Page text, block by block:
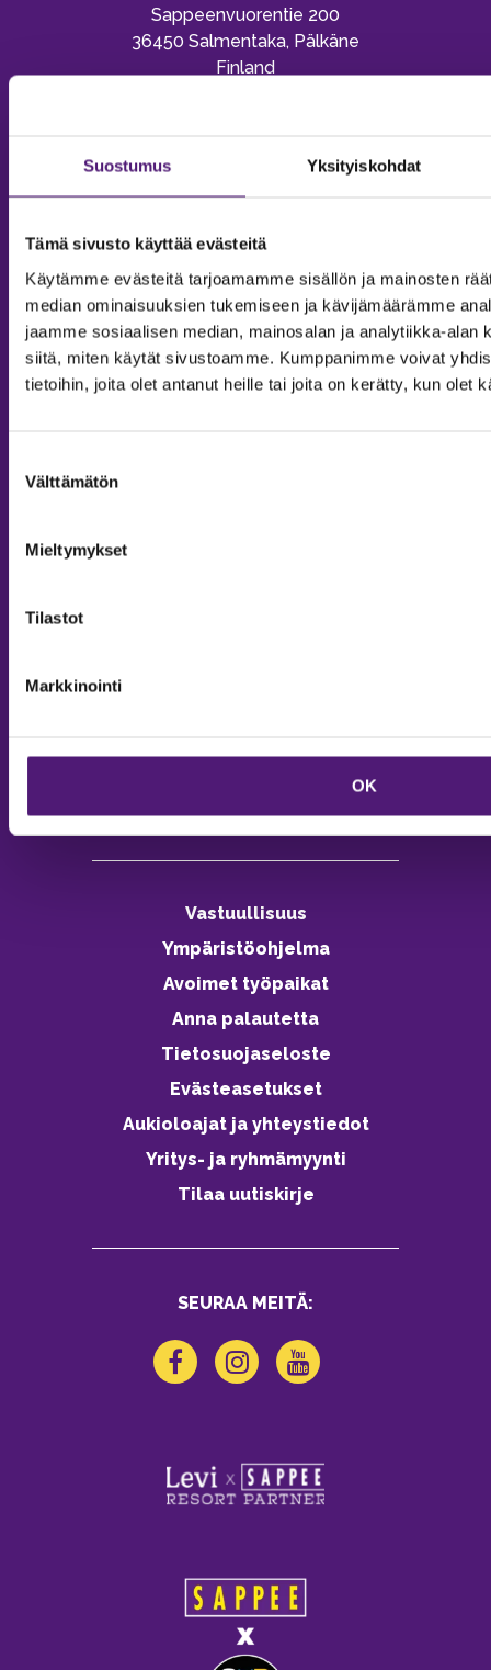
Suostumus Yksityiskohdat
Tämä sivusto käyttää evästeitä
Käytämme evästeitä tarjoamamme sisällön ja mainosten
median ominaisuuksien tukemiseen ja kävijämäärämme
jaamme sosiaalisen median, mainosalan ja analytiikka-alan
siitä, miten käytät sivustoamme. Kumppanimme voivat
tietoihin, joita olet antanut heille tai joita on kerätty, kun olet
valinta
Välttämätön
Mieltymykset
Tilastot
Markkinointi
OK
Sappeenvuorentie 200
36450 Salmentaka, Pälkäne
Finland
020 755 9970
sappee@sappee.fi
Vastuullisuus
Ympäristöohjelma
Avoimet työpaikat
Anna palautetta
Tietosuojaseloste
Evästeasetukset
Aukioloajat ja yhteystiedot
Yritys- ja ryhmämyynti
Tilaa uutiskirje
SEURAA MEITÄ: